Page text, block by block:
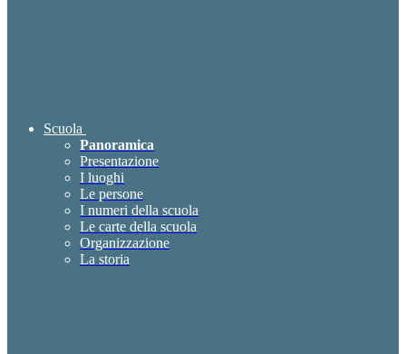
Scuola
Panoramica
Presentazione
I luoghi
Le persone
I numeri della scuola
Le carte della scuola
Organizzazione
La storia